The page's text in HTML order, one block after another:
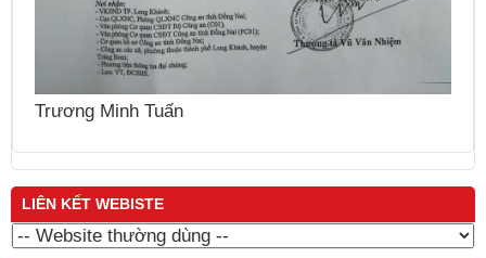
Nguyễn Thái Cung
LIÊN KẾT WEBISTE